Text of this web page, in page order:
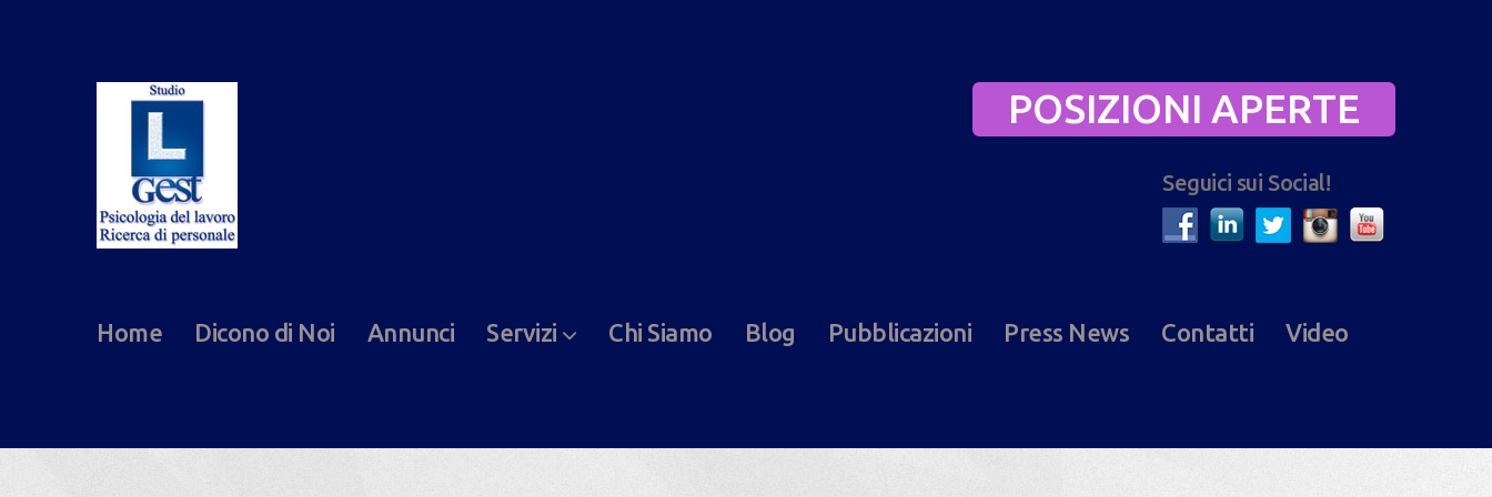
POSIZIONI APERTE
Seguici sui Social!
Home Dicono di Noi Annunci Servizi Chi Siamo Blog Pubblicazioni Press News Contatti Video